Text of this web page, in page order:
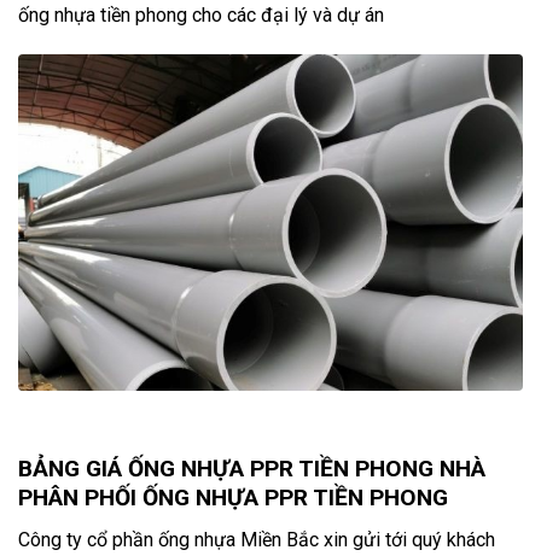
ống nhựa tiền phong cho các đại lý và dự án
BẢNG GIÁ ỐNG NHỰA PPR TIỀN PHONG NHÀ
PHÂN PHỐI ỐNG NHỰA PPR TIỀN PHONG
Công ty cổ phần ống nhựa Miền Bắc xin gửi tới quý khách